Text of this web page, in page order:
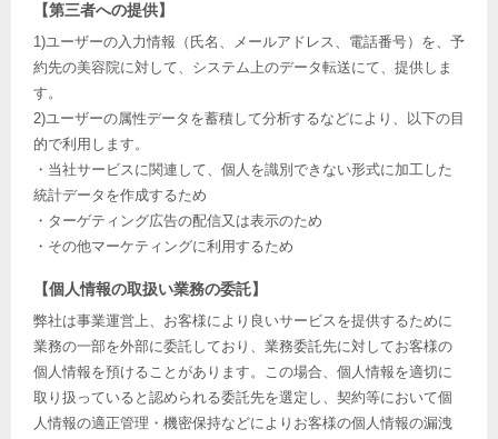
【第三者への提供】
1)ユーザーの入力情報（氏名、メールアドレス、電話番号）を、予
約先の美容院に対して、システム上のデータ転送にて、提供しま
す。
2)ユーザーの属性データを蓄積して分析するなどにより、以下の目
的で利用します。
・当社サービスに関連して、個人を識別できない形式に加工した
統計データを作成するため
・ターゲティング広告の配信又は表示のため
・その他マーケティングに利用するため
【個人情報の取扱い業務の委託】
弊社は事業運営上、お客様により良いサービスを提供するために
業務の一部を外部に委託しており、業務委託先に対してお客様の
個人情報を預けることがあります。この場合、個人情報を適切に
取り扱っていると認められる委託先を選定し、契約等において個
人情報の適正管理・機密保持などによりお客様の個人情報の漏洩